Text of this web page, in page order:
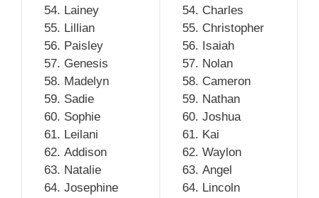
Lainey
Lillian
Paisley
Genesis
Madelyn
Sadie
Sophie
Leilani
Addison
Natalie
Josephine
Charles
Christopher
Isaiah
Nolan
Cameron
Nathan
Joshua
Kai
Waylon
Angel
Lincoln